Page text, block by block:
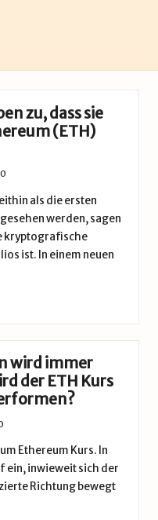
zu, dass sie
(ETH)
als die ersten
werden, sagen
kryptografische
ist. In einem neuen
wird immer
der ETH Kurs
Ethereum Kurs. In
ein, inwieweit sich der
Richtung bewegt